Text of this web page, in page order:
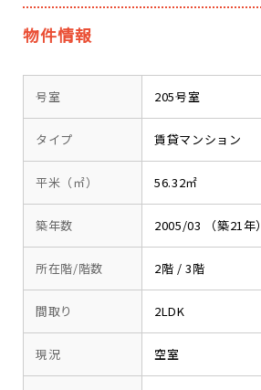
物件情報
号室 205号室
タイプ 賃貸マンション
平米（㎡） 56.32㎡
築年数 2005/03 （築21年）
所在階/階数 2階 / 3階
間取り 2LDK
現況 空室